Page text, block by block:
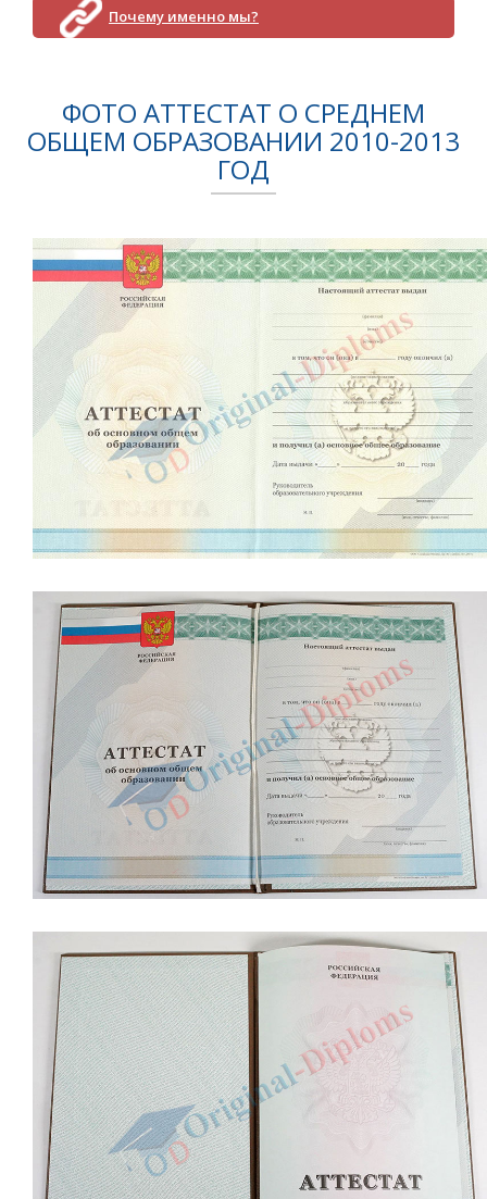
Почему именно мы?
ФОТО АТТЕСТАТ О СРЕДНЕМ
ОБЩЕМ ОБРАЗОВАНИИ 2010-2013
ГОД